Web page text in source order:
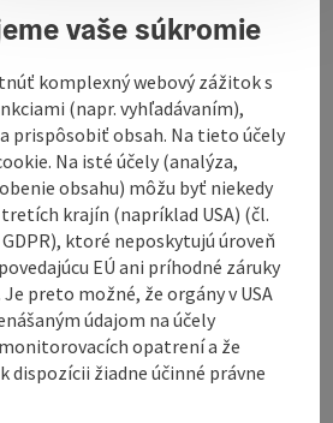
round - please book in advance.
30 - 45 minutes
vaše súkromie
komplexný webový zážitok s
(napr. vyhľadávaním),
prispôsobiť obsah. Na tieto účely
Na isté účely (analýza,
obsahu) môžu byť niekedy
krajín (napríklad USA) (čl.
GDPR), ktoré neposkytujú úroveň
EÚ ani príhodné záruky
Je preto možné, že orgány v USA
údajom na účely
opatrení a že
dispozícii žiadne účinné právne